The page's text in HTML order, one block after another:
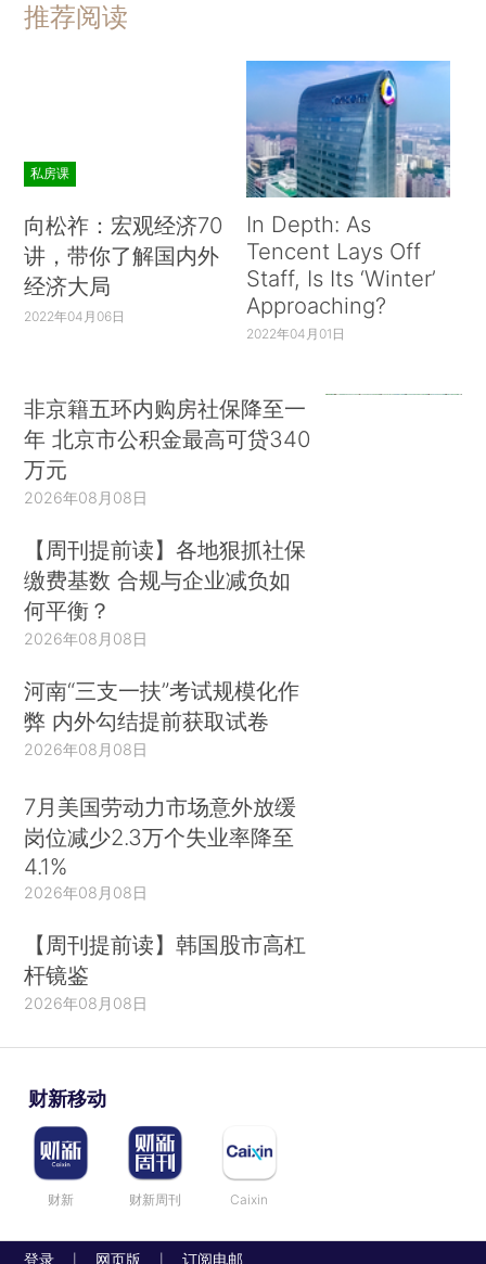
推荐阅读
私房课
向松祚：宏观经济70
讲，带你了解国内外
经济大局
2022年04月06日
In Depth: As
Tencent Lays Off
Staff, Is Its ‘Winter’
Approaching?
2022年04月01日
非京籍五环内购房社保降至一
年 北京市公积金最高可贷340
万元
2026年08月08日
【周刊提前读】各地狠抓社保
缴费基数 合规与企业减负如
何平衡？
2026年08月08日
河南“三支一扶”考试规模化作
弊 内外勾结提前获取试卷
2026年08月08日
7月美国劳动力市场意外放缓
岗位减少2.3万个失业率降至
4.1%
2026年08月08日
【周刊提前读】韩国股市高杠
杆镜鉴
2026年08月08日
财新移动
财新 财新周刊 Caixin
登录 网页版 订阅电邮